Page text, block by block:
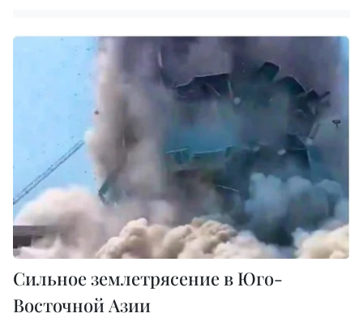
Сильное землетрясение в Юго-
Восточной Азии